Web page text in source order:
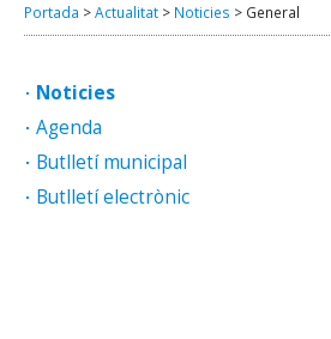
Portada >Actualitat > Noticies > General
Noticies
Agenda
Butlletí municipal
Butlletí electrònic